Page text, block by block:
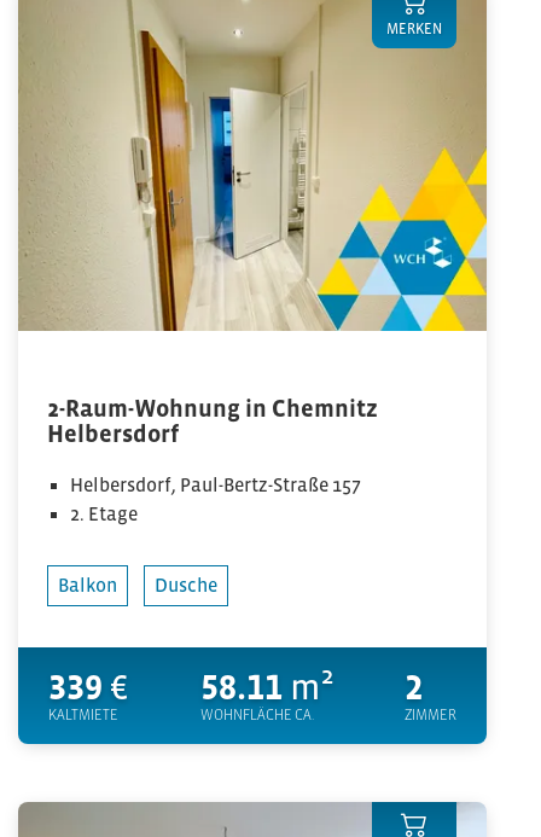
2-Raum-Wohnung in Chemnitz
Helbersdorf
Helbersdorf, Paul-Bertz-Straße 157
2. Etage
Balkon Dusche
339 €
KALTMIETE
58.11 m²
WOHNFLÄCHE CA.
2
ZIMMER
MERKEN